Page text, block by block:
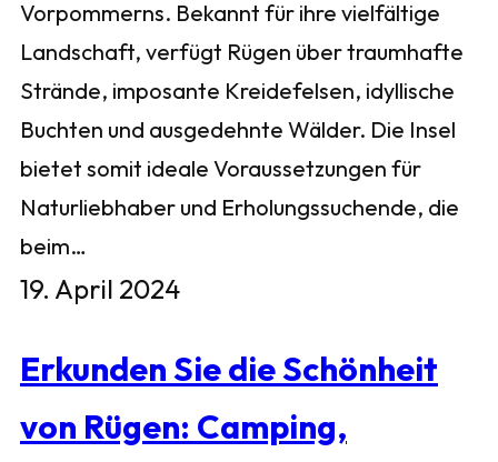
Vorpommerns. Bekannt für ihre vielfältige
Landschaft, verfügt Rügen über traumhafte
Strände, imposante Kreidefelsen, idyllische
Buchten und ausgedehnte Wälder. Die Insel
bietet somit ideale Voraussetzungen für
Naturliebhaber und Erholungssuchende, die
beim…
19. April 2024
Erkunden Sie die Schönheit
von Rügen: Camping,